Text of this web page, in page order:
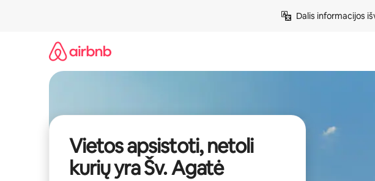
Dalis informacijos
Vietos apsistoti, netoli
kurių yra Šv. Agatė